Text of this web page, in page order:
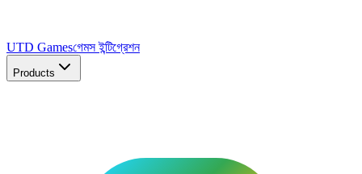
UTD Gamesগেমস ইন্টিগ্রেশন
Products